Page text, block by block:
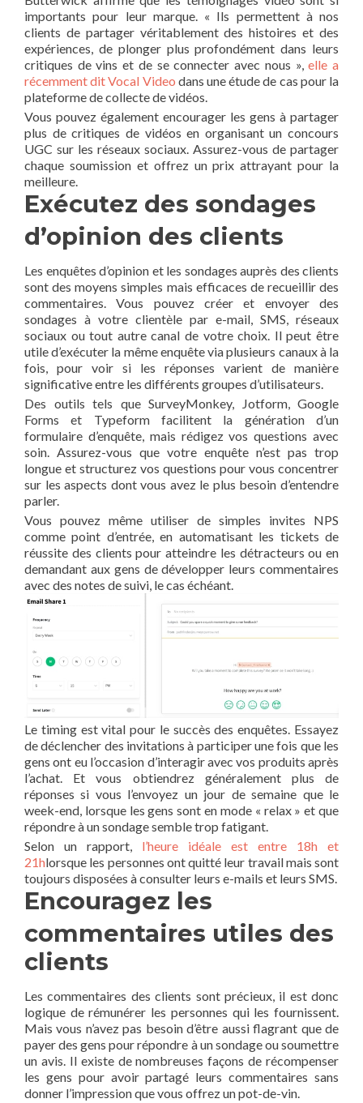
importants pour leur marque. « Ils permettent à nos
clients de partager véritablement des histoires et des
expériences, de plonger plus profondément dans leurs
critiques de vins et de se connecter avec nous »,elle a
récemment dit Vocal Video dans une étude de cas pour la
plateforme de collecte de vidéos.
Vous pouvez également encourager les gens à partager
plus de critiques de vidéos en organisant un concours
UGC sur les réseaux sociaux. Assurez-vous de partager
chaque soumission et offrez un prix attrayant pour la
meilleure.
Exécutez des sondages
d’opinion des clients
Les enquêtes d’opinion et les sondages auprès des clients
sont des moyens simples mais efficaces de recueillir des
commentaires. Vous pouvez créer et envoyer des
sondages à votre clientèle par e-mail, SMS, réseaux
sociaux ou tout autre canal de votre choix. Il peut être
utile d’exécuter la même enquête via plusieurs canaux à la
fois, pour voir si les réponses varient de manière
significative entre les différents groupes d’utilisateurs.
Des outils tels que SurveyMonkey, Jotform, Google
Forms et Typeform facilitent la génération d’un
formulaire d’enquête, mais rédigez vos questions avec
soin. Assurez-vous que votre enquête n’est pas trop
longue et structurez vos questions pour vous concentrer
sur les aspects dont vous avez le plus besoin d’entendre
parler.
Vous pouvez même utiliser de simples invites NPS
comme point d’entrée, en automatisant les tickets de
réussite des clients pour atteindre les détracteurs ou en
demandant aux gens de développer leurs commentaires
avec des notes de suivi, le cas échéant.
Le timing est vital pour le succès des enquêtes. Essayez
de déclencher des invitations à participer une fois que les
gens ont eu l’occasion d’interagir avec vos produits après
l’achat. Et vous obtiendrez généralement plus de
réponses si vous l’envoyez un jour de semaine que le
week-end, lorsque les gens sont en mode « relax » et que
répondre à un sondage semble trop fatigant.
Selon un rapport, l’heure idéale est entre 18h et
21hlorsque les personnes ont quitté leur travail mais sont
toujours disposées à consulter leurs e-mails et leurs SMS.
Encouragez les
commentaires utiles des
clients
Les commentaires des clients sont précieux, il est donc
logique de rémunérer les personnes qui les fournissent.
Mais vous n’avez pas besoin d’être aussi flagrant que de
payer des gens pour répondre à un sondage ou soumettre
un avis. Il existe de nombreuses façons de récompenser
les gens pour avoir partagé leurs commentaires sans
donner l’impression que vous offrez un pot-de-vin.